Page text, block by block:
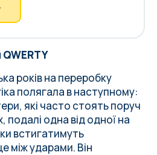
років на переробку
полягала в наступному:
які часто стоять поруч
подалі одна від одної на
встигатимуть
між ударами. Він